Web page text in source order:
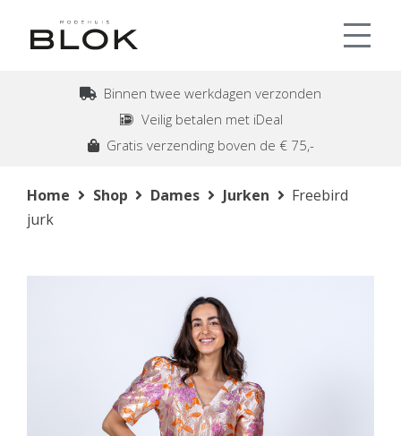
Binnen twee werkdagen verzonden
Veilig betalen met iDeal
Gratis verzending boven de € 75,-
Home Shop Dames Jurken
Freebird
jurk